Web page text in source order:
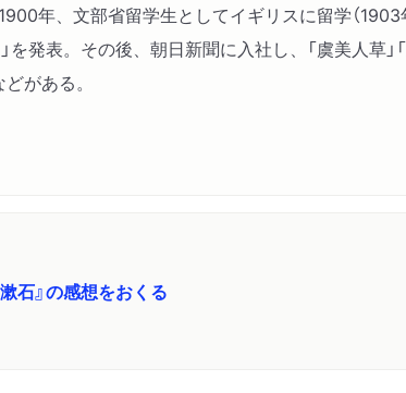
年、文部省留学生としてイギリスに留学（
を発表。その後、朝日新聞に入社し、「虞美人草
どがある。
石』の感想をおくる